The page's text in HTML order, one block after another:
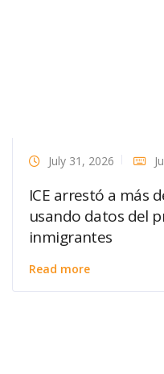
July 31, 2026
ICE arrestó a más
usando datos del
inmigrantes
Read more